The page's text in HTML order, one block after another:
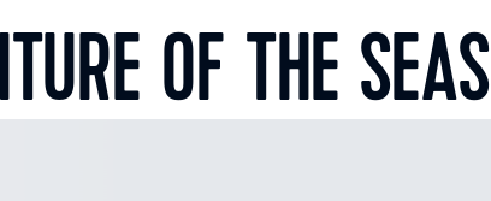
OF THE SEAS